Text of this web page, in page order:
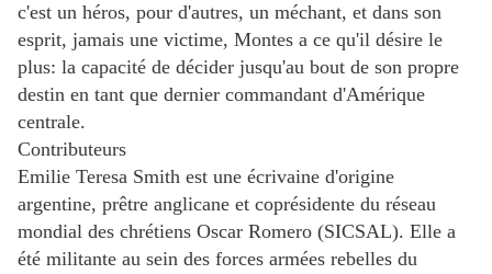
c'est un héros, pour d'autres, un méchant, et dans son
esprit, jamais une victime, Montes a ce qu'il désire le
plus: la capacité de décider jusqu'au bout de son propre
destin en tant que dernier commandant d'Amérique
centrale.
Contributeurs
Emilie Teresa Smith est une écrivaine d'origine
argentine, prêtre anglicane et coprésidente du réseau
mondial des chrétiens Oscar Romero (SICSAL). Elle a
été militante au sein des forces armées rebelles du